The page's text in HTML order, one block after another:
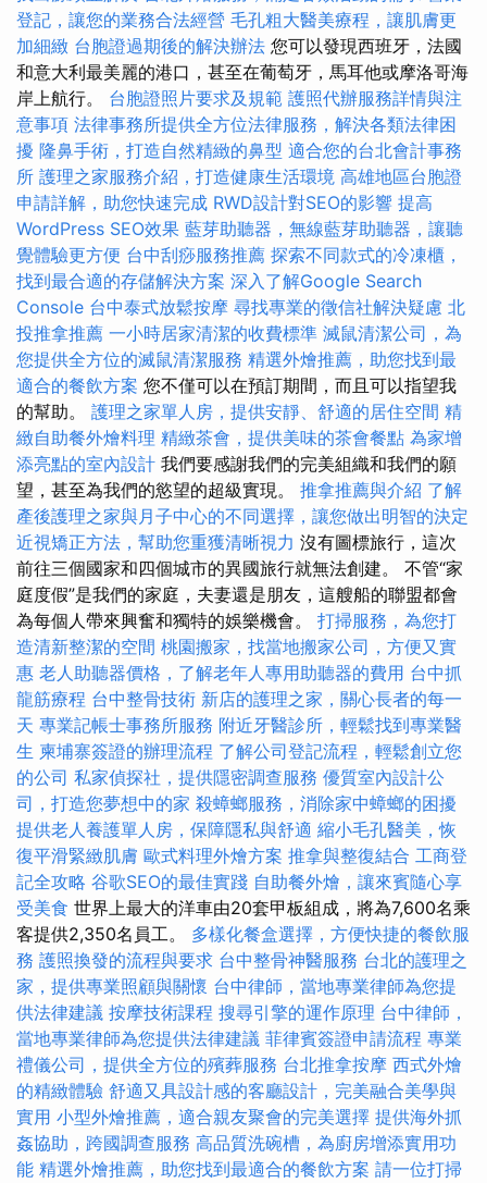
登記，讓您的業務合法經營 毛孔粗大醫美療程，讓肌膚更
加細緻 台胞證過期後的解決辦法 您可以發現西班牙，法國
和意大利最美麗的港口，甚至在葡萄牙，馬耳他或摩洛哥海
岸上航行。 台胞證照片要求及規範 護照代辦服務詳情與注
意事項 法律事務所提供全方位法律服務，解決各類法律困
擾 隆鼻手術，打造自然精緻的鼻型 適合您的台北會計事務
所 護理之家服務介紹，打造健康生活環境 高雄地區台胞證
申請詳解，助您快速完成 RWD設計對SEO的影響 提高
WordPress SEO效果 藍芽助聽器，無線藍芽助聽器，讓聽
覺體驗更方便 台中刮痧服務推薦 探索不同款式的冷凍櫃，
找到最合適的存儲解決方案 深入了解Google Search
Console 台中泰式放鬆按摩 尋找專業的徵信社解決疑慮 北
投推拿推薦 一小時居家清潔的收費標準 滅鼠清潔公司，為
您提供全方位的滅鼠清潔服務 精選外燴推薦，助您找到最
適合的餐飲方案 您不僅可以在預訂期間，而且可以指望我
的幫助。 護理之家單人房，提供安靜、舒適的居住空間 精
緻自助餐外燴料理 精緻茶會，提供美味的茶會餐點 為家增
添亮點的室內設計 我們要感謝我們的完美組織和我們的願
望，甚至為我們的慾望的超級實現。 推拿推薦與介紹 了解
產後護理之家與月子中心的不同選擇，讓您做出明智的決定
近視矯正方法，幫助您重獲清晰視力 沒有圖標旅行，這次
前往三個國家和四個城市的異國旅行就無法創建。 不管“家
庭度假”是我們的家庭，夫妻還是朋友，這艘船的聯盟都會
為每個人帶來興奮和獨特的娛樂機會。 打掃服務，為您打
造清新整潔的空間 桃園搬家，找當地搬家公司，方便又實
惠 老人助聽器價格，了解老年人專用助聽器的費用 台中抓
龍筋療程 台中整骨技術 新店的護理之家，關心長者的每一
天 專業記帳士事務所服務 附近牙醫診所，輕鬆找到專業醫
生 柬埔寨簽證的辦理流程 了解公司登記流程，輕鬆創立您
的公司 私家偵探社，提供隱密調查服務 優質室內設計公
司，打造您夢想中的家 殺蟑螂服務，消除家中蟑螂的困擾
提供老人養護單人房，保障隱私與舒適 縮小毛孔醫美，恢
復平滑緊緻肌膚 歐式料理外燴方案 推拿與整復結合 工商登
記全攻略 谷歌SEO的最佳實踐 自助餐外燴，讓來賓隨心享
受美食 世界上最大的洋車由20套甲板組成，將為7,600名乘
客提供2,350名員工。 多樣化餐盒選擇，方便快捷的餐飲服
務 護照換發的流程與要求 台中整骨神醫服務 台北的護理之
家，提供專業照顧與關懷 台中律師，當地專業律師為您提
供法律建議 按摩技術課程 搜尋引擎的運作原理 台中律師，
當地專業律師為您提供法律建議 菲律賓簽證申請流程 專業
禮儀公司，提供全方位的殯葬服務 台北推拿按摩 西式外燴
的精緻體驗 舒適又具設計感的客廳設計，完美融合美學與
實用 小型外燴推薦，適合親友聚會的完美選擇 提供海外抓
姦協助，跨國調查服務 高品質洗碗槽，為廚房增添實用功
能 精選外燴推薦，助您找到最適合的餐飲方案 請一位打掃